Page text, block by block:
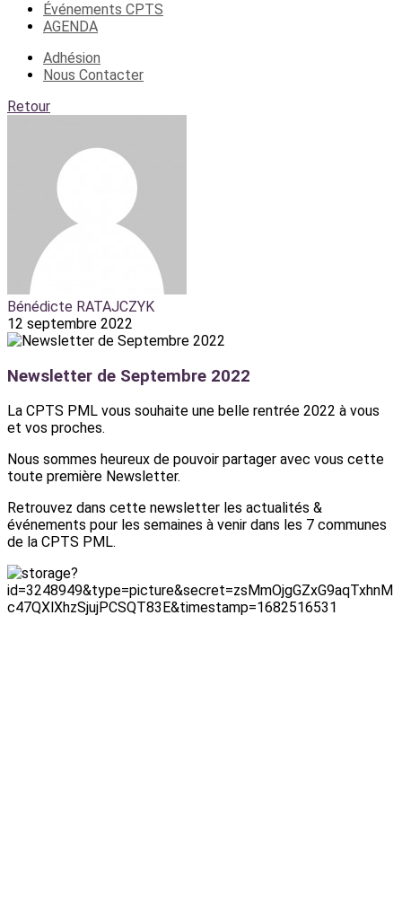
Événements CPTS
AGENDA
Adhésion
Nous Contacter
Retour
Bénédicte RATAJCZYK
12 septembre 2022
Newsletter de Septembre 2022
La CPTS PML vous souhaite une belle rentrée 2022 à vous
et vos proches.
Nous sommes heureux de pouvoir partager avec vous cette
toute première Newsletter.
Retrouvez dans cette newsletter les actualités &
événements pour les semaines à venir dans les 7 communes
de la CPTS PML.